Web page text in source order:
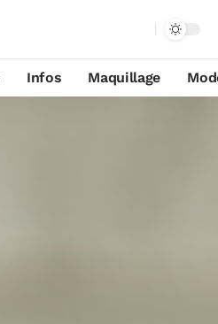
Infos Maquillage